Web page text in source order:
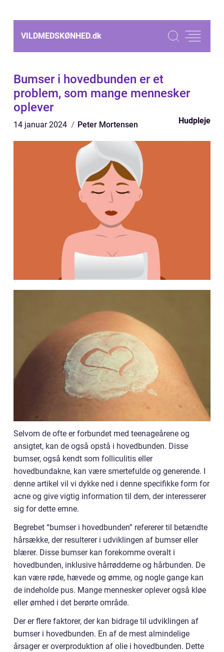
VILDMEDSKØNHED.dk
Bumser i hovedbunden er et
problem, som mange mennesker
oplever
14 januar 2024 Peter Mortensen Hudpleje
Selvom de ofte er forbundet med teenageårene og
ansigtet, kan de også opstå i hovedbunden. Disse
bumser, også kendt som folliculitis eller
hovedbundakne, kan være smertefulde og generende. I
denne artikel vil vi dykke ned i denne specifikke form for
acne og give vigtig information til dem, der interesserer
sig for dette emne.
Begrebet “bumser i hovedbunden” refererer til betændte
hårsække, der resulterer i udviklingen af bumser eller
blærer. Disse bumser kan forekomme overalt i
hovedbunden, inklusive hårrødderne og hårbunden. De
kan være røde, hævede og ømme, og nogle gange kan
de indeholde pus. Mange mennesker oplever også kløe
eller ømhed i det berørte område.
Der er flere faktorer, der kan bidrage til udviklingen af
bumser i hovedbunden. En af de mest almindelige
årsager er overproduktion af olie i hovedbunden. Dette